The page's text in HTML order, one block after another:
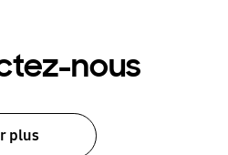
nous
plus